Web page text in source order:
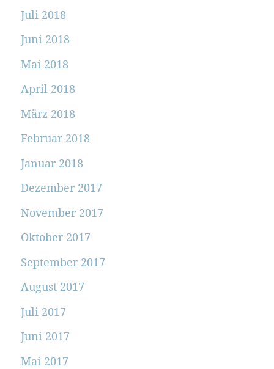
Juli 2018
Juni 2018
Mai 2018
April 2018
März 2018
Februar 2018
Januar 2018
Dezember 2017
November 2017
Oktober 2017
September 2017
August 2017
Juli 2017
Juni 2017
Mai 2017